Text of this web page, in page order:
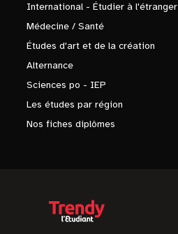
International - Étudier à l'étranger
Médecine / Santé
Études d'art et de la création
Alternance
Sciences po - IEP
Les études par région
Nos fiches diplômes